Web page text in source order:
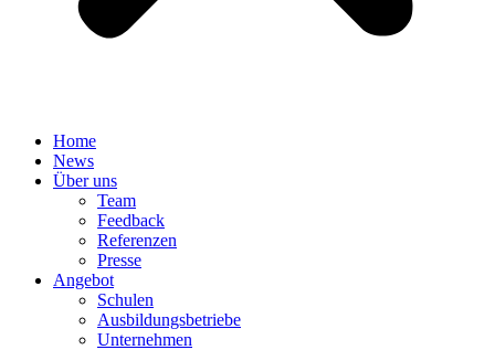
Home
News
Über uns
Team
Feedback
Referenzen
Presse
Angebot
Schulen
Ausbildungsbetriebe
Unternehmen